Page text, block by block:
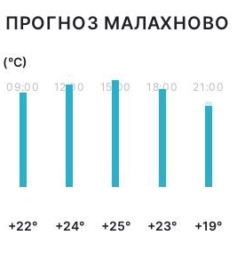
МАЛАХНОВО
(°С)
09:00
+22°
12:00
+24°
15:00
+25°
18:00
+23°
21:00
+19°